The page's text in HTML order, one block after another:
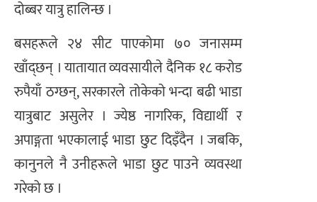
दोब्बर यात्रु हालिन्छ ।
बसहरूले २४ सीट पाएकोमा ७० जनासम्म
खाँद्छन् । यातायात व्यवसायीले दैनिक १८ करोड
रुपैयाँ ठग्छन्, सरकारले तोकेको भन्दा बढी भाडा
यात्रुबाट असुलेर । ज्येष्ठ नागरिक, विद्यार्थी र
अपाङ्गता भएकालाई भाडा छुट दिइँदैन । जबकि,
कानुनले नै उनीहरूले भाडा छुट पाउने व्यवस्था
गरेको छ ।